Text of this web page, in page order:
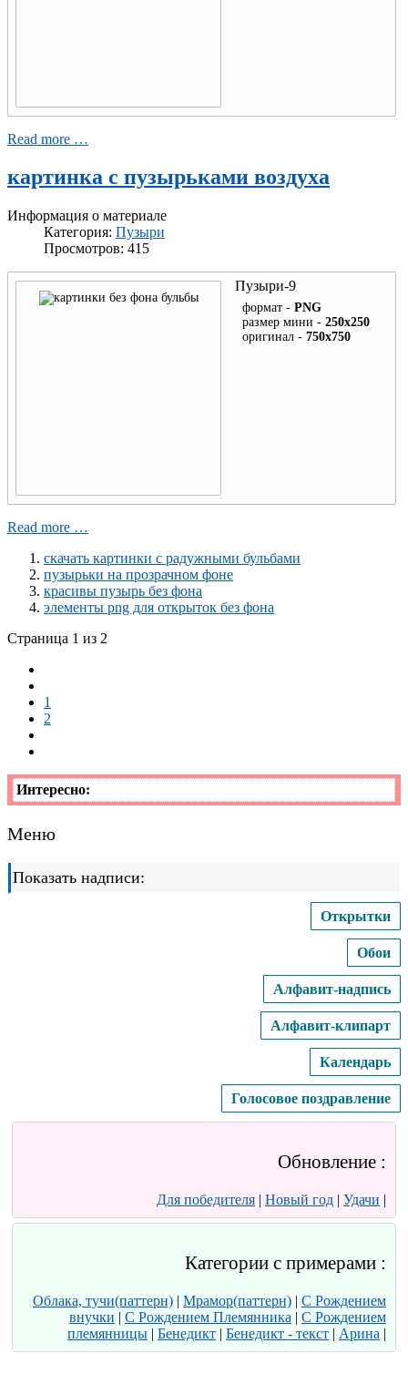
Read more …
картинка с пузырьками воздуха
Информация о материале
Категория: Пузыри
Просмотров: 415
Пузыри-9
формат - PNG
размер мини - 250x250
оригинал - 750x750
Read more …
скачать картинки с радужными бульбами
пузырьки на прозрачном фоне
красивы пузырь без фона
элементы png для открыток без фона
Страница 1 из 2
1
2
Интересно:
Меню
Показать надписи:
Открытки
Обои
Алфавит-надпись
Алфавит-клипарт
Календарь
Голосовое поздравление
Обновление :
Для победителя | Новый год | Удачи |
Категории с примерами :
Облака, тучи(паттерн) | Мрамор(паттерн) | С Рождением
внучки | С Рождением Племянника | С Рождением
племянницы | Бенедикт | Бенедикт - текст | Арина |